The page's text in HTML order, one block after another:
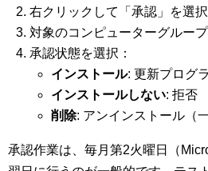
右クリックして「承認」を選択
対象のコンピューターグルー
承認状態を選択：
インストール: 更新プログ
インストールしない: 拒否
削除: アンインストール（
承認作業は、毎月第2火曜日（